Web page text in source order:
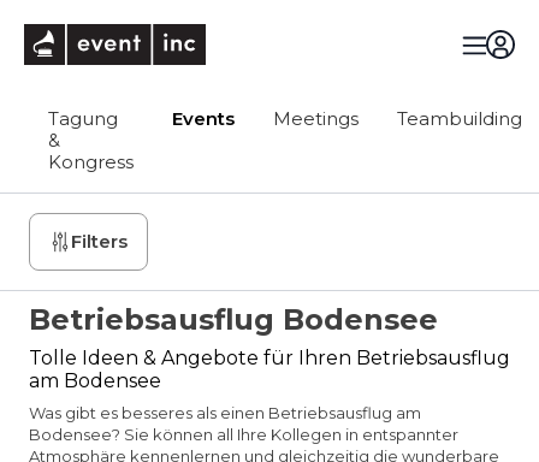
Tagung
&
Kongress
Events Meetings Teambuilding
Filters
Betriebsausflug Bodensee
Tolle Ideen & Angebote für Ihren Betriebsausflug
am Bodensee
Was gibt es besseres als einen Betriebsausflug am
Bodensee? Sie können all Ihre Kollegen in entspannter
Atmosphäre kennenlernen und gleichzeitig die wunderbare